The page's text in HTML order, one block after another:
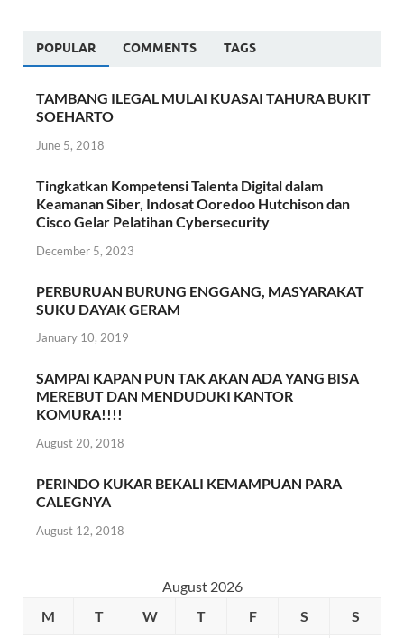
POPULAR COMMENTS TAGS
TAMBANG ILEGAL MULAI KUASAI TAHURA BUKIT
SOEHARTO
June 5, 2018
Tingkatkan Kompetensi Talenta Digital dalam
Keamanan Siber, Indosat Ooredoo Hutchison dan
Cisco Gelar Pelatihan Cybersecurity
December 5, 2023
PERBURUAN BURUNG ENGGANG, MASYARAKAT
SUKU DAYAK GERAM
January 10, 2019
SAMPAI KAPAN PUN TAK AKAN ADA YANG BISA
MEREBUT DAN MENDUDUKI KANTOR
KOMURA!!!!
August 20, 2018
PERINDO KUKAR BEKALI KEMAMPUAN PARA
CALEGNYA
August 12, 2018
August 2026
M
T W T F S S